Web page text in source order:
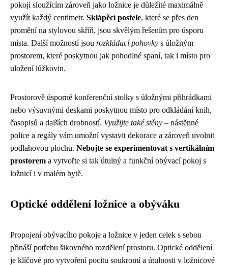
pokoji sloužícím zároveň jako ložnice je důležité maximálně
využít každý centimetr. Sklápěcí postele, které se přes den
promění na stylovou skříň, jsou skvělým řešením pro úsporu
místa. Další možností jsou rozkládací pohovky s úložným
prostorem, které poskytnou jak pohodlné spaní, tak i místo pro
uložení lůžkovin.
Prostorově úsporné konferenční stolky s úložnými přihrádkami
nebo výsuvnými deskami poskytnou místo pro odkládání knih,
časopisů a dalších drobností. Využijte také stěny – nástěnné
police a regály vám umožní vystavit dekorace a zároveň uvolnit
podlahovou plochu. Nebojte se experimentovat s vertikálním
prostorem a vytvořte si tak útulný a funkční obývací pokoj s
ložnicí i v malém bytě.
Optické oddělení ložnice a obýváku
Propojení obývacího pokoje a ložnice v jeden celek s sebou
přináší potřebu šikovného rozdělení prostoru. Optické oddělení
je klíčové pro vytvoření pocitu soukromí a útulnosti v ložnicové